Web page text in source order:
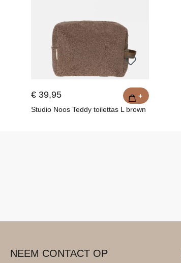
€ 39,95
Studio Noos Teddy toilettas L brown
+
NEEM CONTACT OP